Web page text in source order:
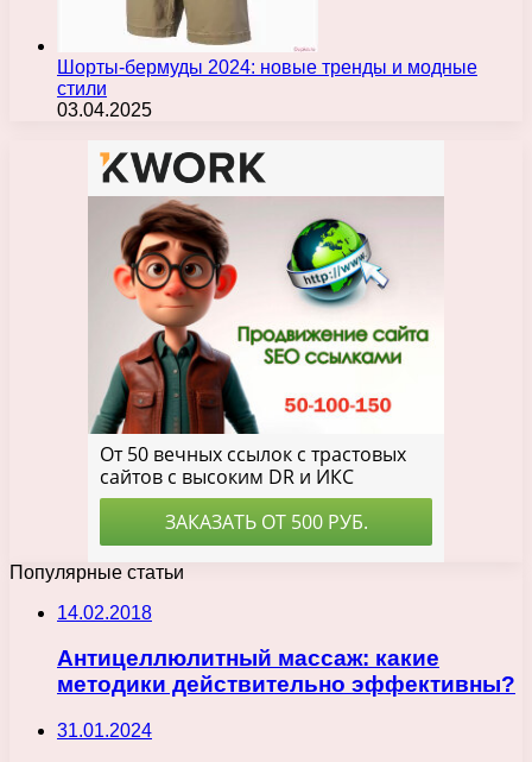
Шорты-бермуды 2024: новые тренды и модные
стили
03.04.2025
Популярные статьи
14.02.2018
Антицеллюлитный массаж: какие
методики действительно эффективны?
31.01.2024